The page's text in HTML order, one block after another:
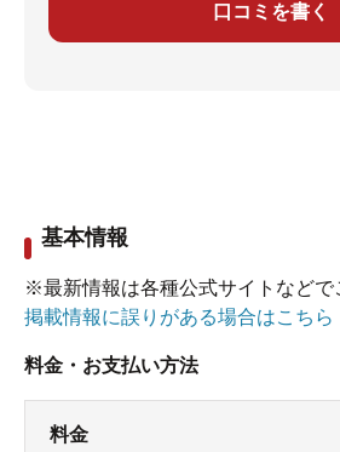
口コミを書く
基本情報
※最新情報は各種公式サイトなどで
掲載情報に誤りがある場合はこちら
料金・お支払い方法
料金